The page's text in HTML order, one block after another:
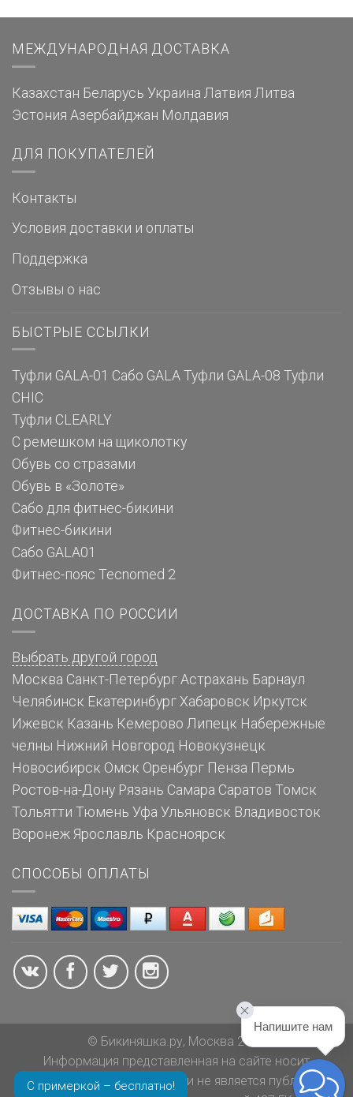
МЕЖДУНАРОДНАЯ ДОСТАВКА
Казахстан Беларусь Украина Латвия Литва
Эстония Азербайджан Молдавия
ДЛЯ ПОКУПАТЕЛЕЙ
Контакты
Условия доставки и оплаты
Поддержка
Отзывы о нас
БЫСТРЫЕ ССЫЛКИ
Туфли GALA-01 Сабо GALA Туфли GALA-08 Туфли
CHIC
Туфли CLEARLY
С ремешком на щиколотку
Обувь со стразами
Обувь в «Золоте»
Сабо для фитнес-бикини
Фитнес-бикини
Сабо GALA01
Фитнес-пояс Tecnomed 2
ДОСТАВКА ПО РОССИИ
Выбрать другой город
Москва Санкт-Петербург Астрахань Барнаул
Челябинск Екатеринбург Хабаровск Иркутск
Ижевск Казань Кемерово Липецк Набережные
челны Нижний Новгород Новокузнецк
Новосибирск Омск Оренбург Пенза Пермь
Ростов-на-Дону Рязань Самара Саратов Томск
Тольятти Тюмень Уфа Ульяновск Владивосток
Воронеж Ярославль Красноярск
СПОСОБЫ ОПЛАТЫ
С примеркой – бесплатно!
© Бикиняшка.ру, Москва 2026
Информация представленная на сайте носит
ознакомительный характер и не является публичной
Напишите нам